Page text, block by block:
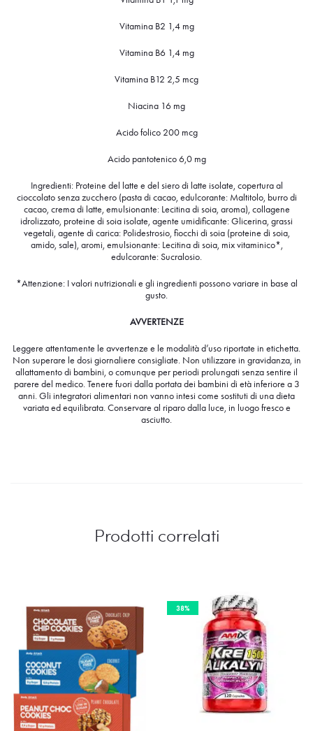
Vitamina B2 1,4 mg
Vitamina B6 1,4 mg
Vitamina B12 2,5 mcg
Niacina 16 mg
Acido folico 200 mcg
Acido pantotenico 6,0 mg
Ingredienti: Proteine del latte e del siero di latte isolate, copertura al
cioccolato senza zucchero (pasta di cacao, edulcorante: Maltitolo, burro di
cacao, crema di latte, emulsionante: Lecitina di soia, aroma), collagene
idrolizzato, proteine di soia isolate, agente umidificante: Glicerina, grassi
vegetali, agente di carica: Polidestrosio, fiocchi di soia (proteine di soia,
amido, sale), aromi, emulsionante: Lecitina di soia, mix vitaminico*,
edulcorante: Sucralosio.
*Attenzione: I valori nutrizionali e gli ingredienti possono variare in base al
gusto.
AVVERTENZE
Leggere attentamente le avvertenze e le modalità d’uso riportate in etichetta.
Non superare le dosi giornaliere consigliate. Non utilizzare in gravidanza, in
allattamento di bambini, o comunque per periodi prolungati senza sentire il
parere del medico. Tenere fuori dalla portata dei bambini di età inferiore a 3
anni. Gli integratori alimentari non vanno intesi come sostituti di una dieta
variata ed equilibrata. Conservare al riparo dalla luce, in luogo fresco e
asciutto.
Prodotti correlati
38%